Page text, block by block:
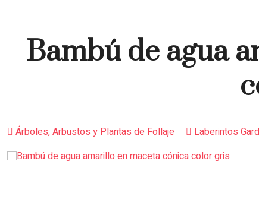
Bambú de agua
Árboles, Arbustos y Plantas de Follaje Laberintos